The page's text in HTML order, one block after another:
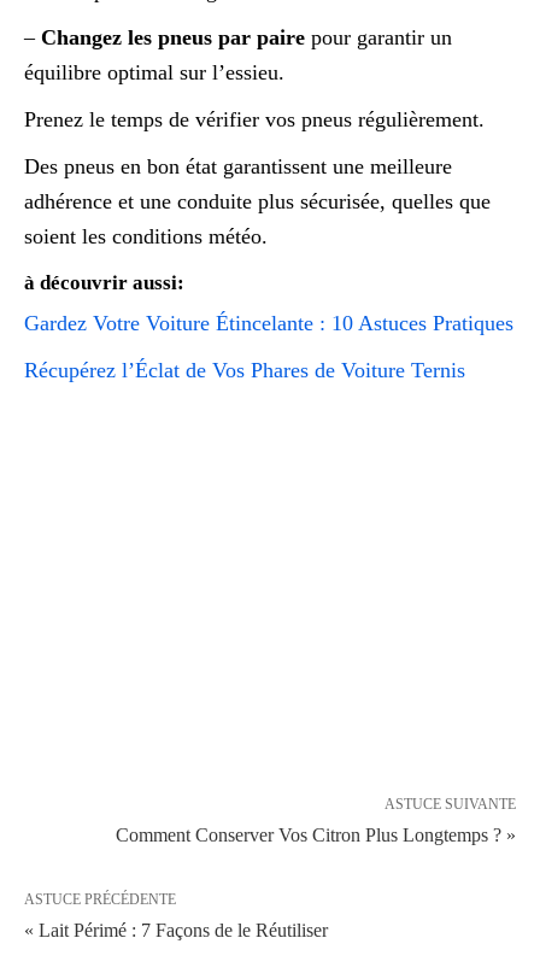
– Changez les pneus par paire pour garantir un
équilibre optimal sur l’essieu.
Prenez le temps de vérifier vos pneus régulièrement.
Des pneus en bon état garantissent une meilleure
adhérence et une conduite plus sécurisée, quelles que
soient les conditions météo.
à découvrir aussi:
Gardez Votre Voiture Étincelante : 10 Astuces Pratiques
Récupérez l’Éclat de Vos Phares de Voiture Ternis
ASTUCE SUIVANTE
Comment Conserver Vos Citron Plus Longtemps ? »
ASTUCE PRÉCÉDENTE
« Lait Périmé : 7 Façons de le Réutiliser